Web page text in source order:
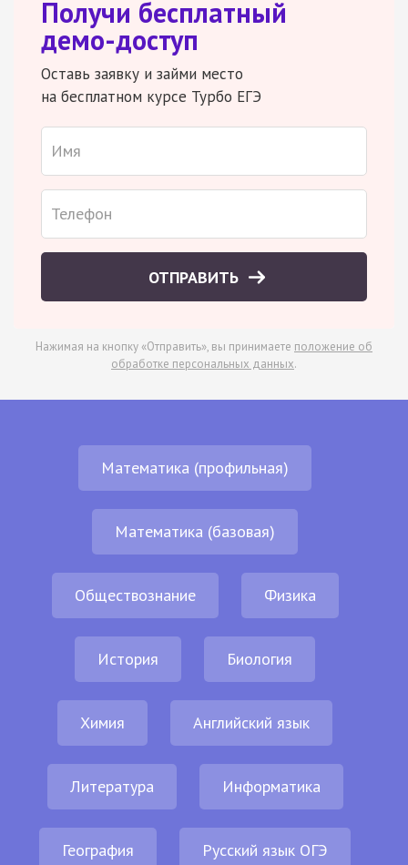
Получи бесплатный
демо-доступ
Оставь заявку и займи место
на бесплатном курсе Турбо ЕГЭ
ОТПРАВИТЬ
Нажимая на кнопку «Отправить», вы принимаете положение об
обработке персональных данных.
Математика (профильная)
Математика (базовая)
Обществознание Физика
История Биология
Химия Английский язык
Литература Информатика
География Русский язык ОГЭ